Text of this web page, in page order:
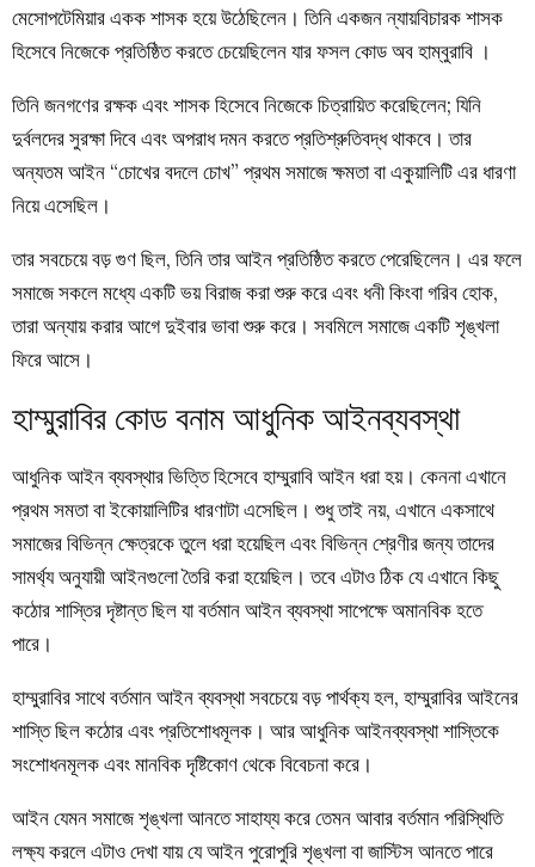
মেসোপটেমিয়ার একক শাসক হয়ে উঠেছিলেন। তিনি একজন ন্যায়বিচারক শাসক
হিসেবে নিজেকে প্রতিষ্ঠিত করতে চেয়েছিলেন যার ফসল কোড অব হাম্বুরাবি ।
তিনি জনগণের রক্ষক এবং শাসক হিসেবে নিজেকে চিত্রায়িত করেছিলেন; যিনি
দুর্বলদের সুরক্ষা দিবে এবং অপরাধ দমন করতে প্রতিশ্রুতিবদ্ধ থাকবে। তার
অন্যতম আইন “চোখের বদলে চোখ” প্রথম সমাজে ক্ষমতা বা একুয়ালিটি এর ধারণা
নিয়ে এসেছিল।
তার সবচেয়ে বড় গুণ ছিল, তিনি তার আইন প্রতিষ্ঠিত করতে পেরেছিলেন। এর ফলে
সমাজে সকলে মধ্যে একটি ভয় বিরাজ করা শুরু করে এবং ধনী কিংবা গরিব হোক,
তারা অন্যায় করার আগে দুইবার ভাবা শুরু করে। সবমিলে সমাজে একটি শৃঙ্খলা
ফিরে আসে।
হাম্মুরাবির কোড বনাম আধুনিক আইনব্যবস্থা
আধুনিক আইন ব্যবস্থার ভিত্তি হিসেবে হাম্মুরাবি আইন ধরা হয়। কেননা এখানে
প্রথম সমতা বা ইকোয়ালিটির ধারণাটা এসেছিল। শুধু তাই নয়, এখানে একসাথে
সমাজের বিভিন্ন ক্ষেত্রকে তুলে ধরা হয়েছিল এবং বিভিন্ন শ্রেণীর জন্য তাদের
সামর্থ্য অনুযায়ী আইনগুলো তৈরি করা হয়েছিল। তবে এটাও ঠিক যে এখানে কিছু
কঠোর শাস্তির দৃষ্টান্ত ছিল যা বর্তমান আইন ব্যবস্থা সাপেক্ষে অমানবিক হতে
পারে।
হাম্মুরাবির সাথে বর্তমান আইন ব্যবস্থা সবচেয়ে বড় পার্থক্য হল, হাম্মুরাবির আইনের
শাস্তি ছিল কঠোর এবং প্রতিশোধমূলক। আর আধুনিক আইনব্যবস্থা শাস্তিকে
সংশোধনমূলক এবং মানবিক দৃষ্টিকোণ থেকে বিবেচনা করে।
আইন যেমন সমাজে শৃঙ্খলা আনতে সাহায্য করে তেমন আবার বর্তমান পরিস্থিতি
লক্ষ্য করলে এটাও দেখা যায় যে আইন পুরোপুরি শৃঙ্খলা বা জাস্টিস আনতে পারে